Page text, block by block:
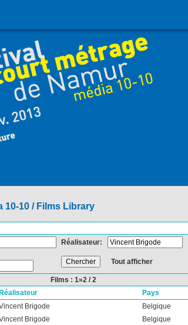
10-10 / Films Library
Réalisateur:
Tout afficher
Films : 1»2 / 2
Réalisateur Pays
Brigode Belgique
Brigode Belgique